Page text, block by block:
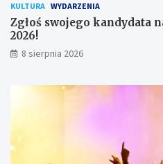
ó
w
KULTURA WYDARZENIA
Zgłoś swojego kandydata
2026!
8 sierpnia 2026